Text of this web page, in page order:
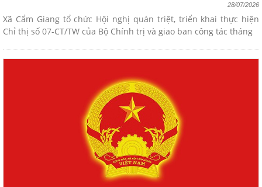
28/07/2026
Xã Cẩm Giang tổ chức Hội nghị quán triệt, triển khai thực hiện
Chỉ thị số 07-CT/TW của Bộ Chính trị và giao ban công tác tháng